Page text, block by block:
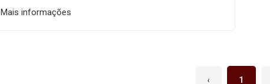
Mais informações
‹ 1